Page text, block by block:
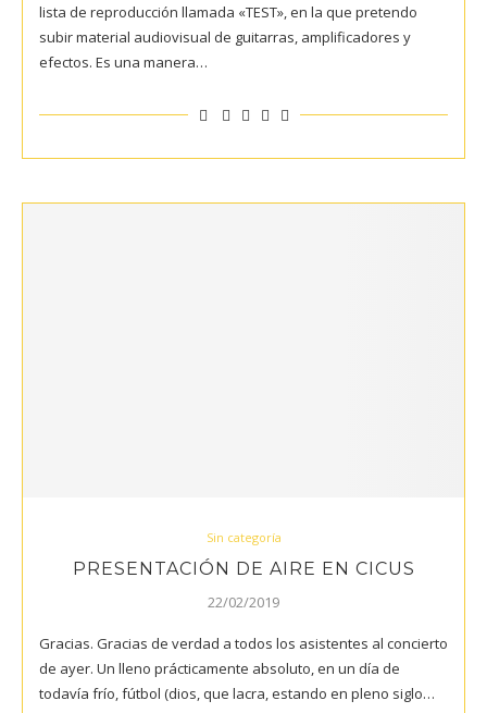
lista de reproducción llamada «TEST», en la que pretendo
subir material audiovisual de guitarras, amplificadores y
efectos. Es una manera…
Sin categoría
PRESENTACIÓN DE AIRE EN CICUS
22/02/2019
Gracias. Gracias de verdad a todos los asistentes al concierto
de ayer. Un lleno prácticamente absoluto, en un día de
todavía frío, fútbol (dios, que lacra, estando en pleno siglo…